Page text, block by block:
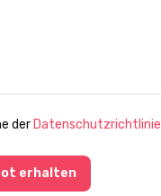
der Datenschutzrichtlinie
erhalten